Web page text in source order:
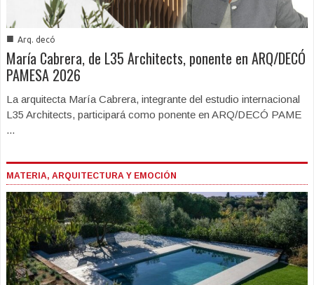
■ Arq. decó
María Cabrera, de L35 Architects, ponente en ARQ/DECÓ
PAMESA 2026
La arquitecta María Cabrera, integrante del estudio internacional
L35 Architects, participará como ponente en ARQ/DECÓ PAME
...
MATERIA, ARQUITECTURA Y EMOCIÓN